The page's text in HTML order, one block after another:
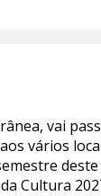
vai
vários
Cultura